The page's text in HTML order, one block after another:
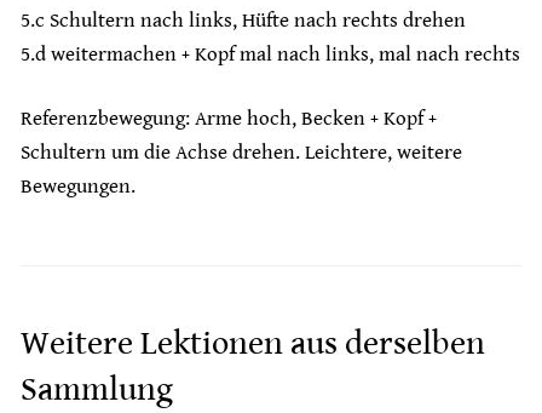
5.c Schultern nach links, Hüfte nach rechts drehen
5.d weitermachen + Kopf mal nach links, mal nach rechts
Referenzbewegung: Arme hoch, Becken + Kopf +
Schultern um die Achse drehen. Leichtere, weitere
Bewegungen.
Weitere Lektionen aus derselben
Sammlung